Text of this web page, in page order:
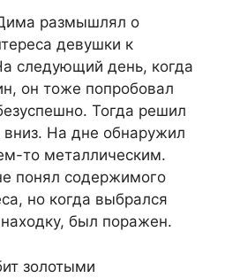
размышлял о
девушки к
следующий день, когда
он тоже попробовал
Тогда решил
вниз. На дне обнаружил
то металлическим.
понял содержимого
но когда выбрался
был поражен.
золотыми